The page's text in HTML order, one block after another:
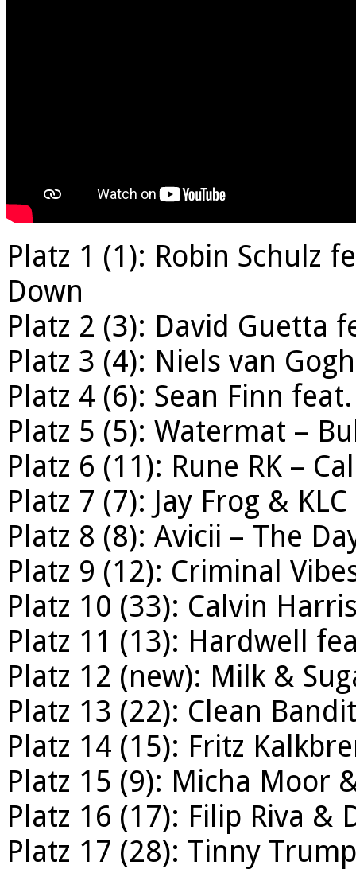
Platz 1 (1): Robin Schulz
Down
Platz 2 (3): David Guetta
Platz 3 (4): Niels van
Platz 4 (6): Sean Finn
Platz 5 (5): Watermat –
Platz 6 (11): Rune RK –
Platz 7 (7): Jay Frog & KLC
Platz 8 (8): Avicii – The
Platz 9 (12): Criminal
Platz 10 (33): Calvin
Platz 11 (13): Hardwell
Platz 12 (new): Milk &
Platz 13 (22): Clean
Platz 14 (15): Fritz
Platz 15 (9): Micha Moor
Platz 16 (17): Filip Riva &
Platz 17 (28): Tinny